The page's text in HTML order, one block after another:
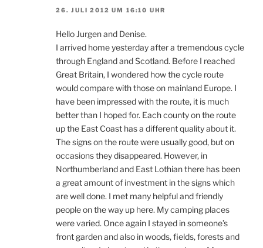
26. JULI 2012 UM 16:10 UHR
Hello Jurgen and Denise.
I arrived home yesterday after a tremendous cycle
through England and Scotland. Before I reached
Great Britain, I wondered how the cycle route
would compare with those on mainland Europe. I
have been impressed with the route, it is much
better than I hoped for. Each county on the route
up the East Coast has a different quality about it.
The signs on the route were usually good, but on
occasions they disappeared. However, in
Northumberland and East Lothian there has been
a great amount of investment in the signs which
are well done. I met many helpful and friendly
people on the way up here. My camping places
were varied. Once again I stayed in someone’s
front garden and also in woods, fields, forests and